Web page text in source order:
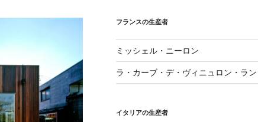
フランスの生産者
ミッシェル・ニーロン
ラ・カーブ・デ・ヴィニュロン・ラン
イタリアの生産者